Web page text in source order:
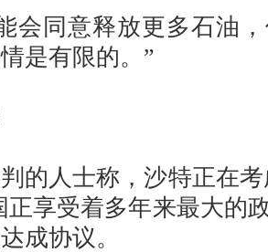
同意释放更多石油，
是有限的。”
人士称，沙特正在考
正享受着多年来最大的
成协议。